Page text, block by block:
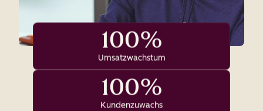
100%
Umsatzwachstum
100%
Kundenzuwachs